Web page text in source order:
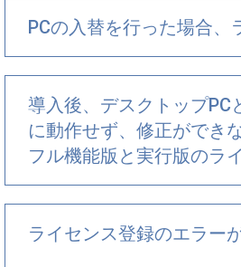
PCの入替を行った場合、
導入後、デスクトップPC
に動作せず、修正ができ
フル機能版と実行版のラ
ライセンス登録のエラー